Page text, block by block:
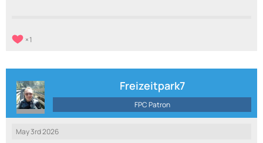
1
Freizeitpark7
FPC Patron
May 3rd 2026